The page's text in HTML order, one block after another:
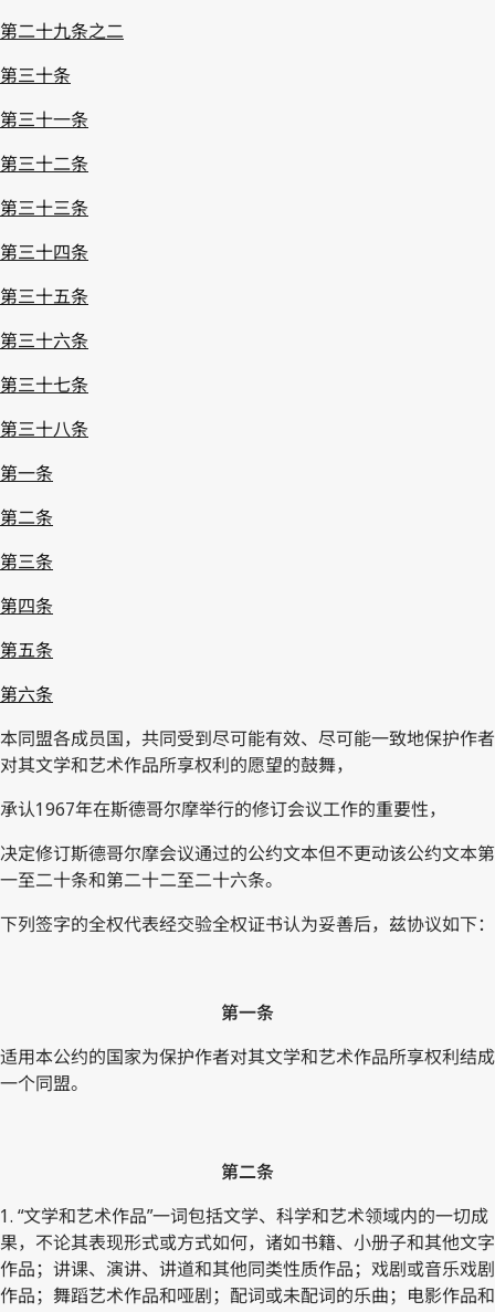
第二十九条之二
第三十条
第三十一条
第三十二条
第三十三条
第三十四条
第三十五条
第三十六条
第三十七条
第三十八条
第一条
第二条
第三条
第四条
第五条
第六条
本同盟各成员国，共同受到尽可能有效、尽可能一致地保护作者
对其文学和艺术作品所享权利的愿望的鼓舞，
承认1967年在斯德哥尔摩举行的修订会议工作的重要性，
决定修订斯德哥尔摩会议通过的公约文本但不更动该公约文本第
一至二十条和第二十二至二十六条。
下列签字的全权代表经交验全权证书认为妥善后，兹协议如下：
第一条
适用本公约的国家为保护作者对其文学和艺术作品所享权利结成
一个同盟。
第二条
1. “文学和艺术作品”一词包括文学、科学和艺术领域内的一切成
果，不论其表现形式或方式如何，诸如书籍、小册子和其他文字
作品；讲课、演讲、讲道和其他同类性质作品；戏剧或音乐戏剧
作品；舞蹈艺术作品和哑剧；配词或未配词的乐曲；电影作品和